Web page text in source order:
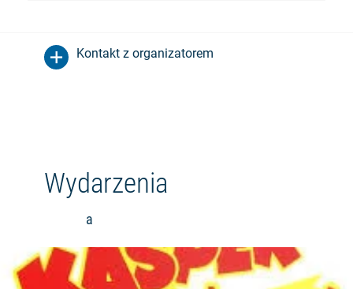
Kontakt z organizatorem
Wydarzenia
a